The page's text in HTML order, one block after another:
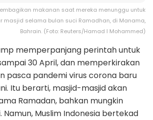
makanan saat mereka menunggu untuk
masjid selama bulan suci Ramadhan, di Manama,
Bahrain. (Foto: Reuters/Hamad I Mohammed)
memperpanjang perintah untuk
30 April, dan memperkirakan
pasca pandemi virus corona baru
Itu berarti, masjid-masjid akan
Ramadan, bahkan mungkin
Namun, Muslim Indonesia bertekad